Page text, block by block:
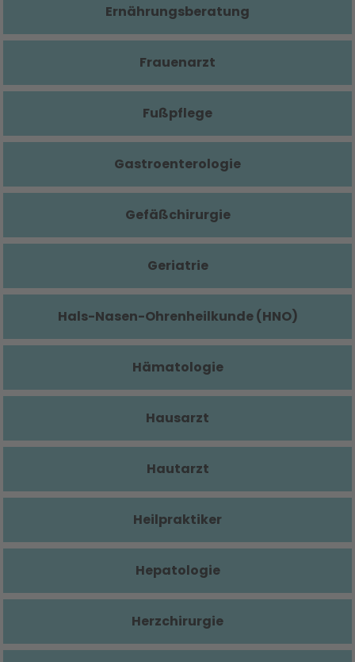
Ernährungsberatung
Frauenarzt
Fußpflege
Gastroenterologie
Gefäßchirurgie
Geriatrie
Hals-Nasen-Ohrenheilkunde (HNO)
Hämatologie
Hausarzt
Hautarzt
Heilpraktiker
Hepatologie
Herzchirurgie